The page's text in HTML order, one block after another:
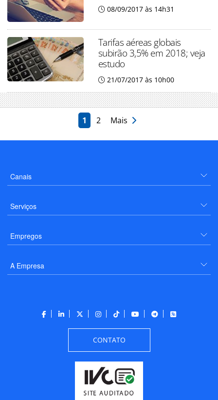
08/09/2017 às 14h31
Tarifas aéreas globais
subirão 3,5% em 2018; veja
estudo
21/07/2017 às 10h00
1 2 Mais
Canais
Serviços
Empregos
A Empresa
CONTATO